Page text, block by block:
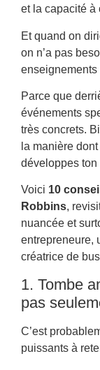
et la capacité à
Et quand on
on n’a pas
enseignements
Parce que
événements
très concrets.
la manière
développes ton
Voici 10
Robbins,
nuancée et
entrepreneure,
créatrice de
1. Tombe
pas
C’est
puissants à